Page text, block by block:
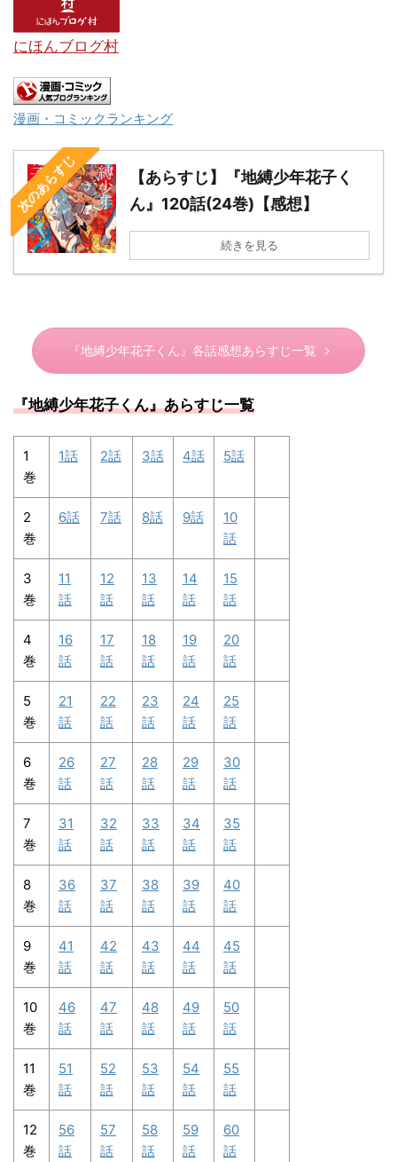
にほんブログ村
漫画・コミックランキング
次のあらすじ
【あらすじ】『地縛少年花子く
ん』120話(24巻)【感想】
続きを見る
『地縛少年花子くん』各話感想あらすじ一覧
『地縛少年花子くん』あらすじ一覧
1
巻
1話 2話 3話 4話 5話
2
巻
6話 7話 8話 9話
10
話
3
巻
11
話
12
話
13
話
14
話
15
話
4
巻
16
話
17
話
18
話
19
話
20
話
5
巻
21
話
22
話
23
話
24
話
25
話
6
巻
26
話
27
話
28
話
29
話
30
話
7
巻
31
話
32
話
33
話
34
話
35
話
8
巻
36
話
37
話
38
話
39
話
40
話
9
巻
41
話
42
話
43
話
44
話
45
話
10
巻
46
話
47
話
48
話
49
話
50
話
11
巻
51
話
52
話
53
話
54
話
55
話
12
巻
56
話
57
話
58
話
59
話
60
話